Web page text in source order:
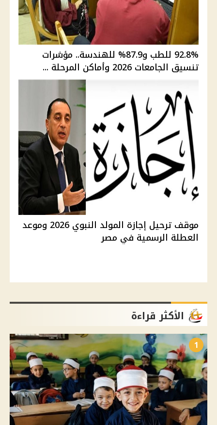
92.8% للطب و87.9% للهندسة.. مؤشرات
تنسيق الجامعات 2026 وأماكن المرحلة ...
موقف ترحيل إجازة المولد النبوي 2026 وموعد
العطلة الرسمية في مصر
الأكثر قراءة
1